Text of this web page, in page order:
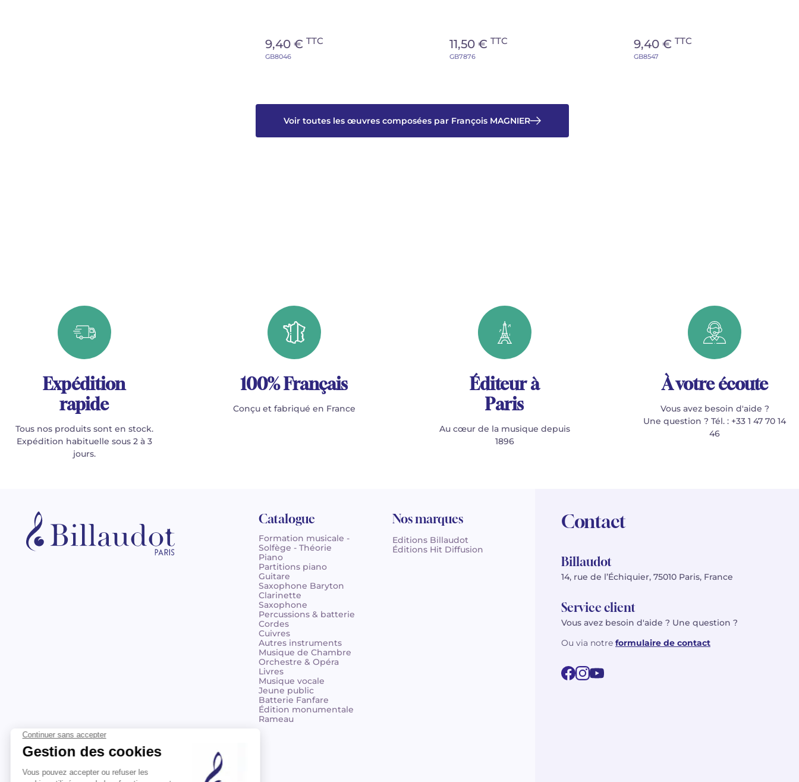
9,40 € TTC
GB8046
11,50 € TTC
GB7876
9,40 € TTC
GB8547
Voir toutes les œuvres composées par François MAGNIER
Expédition
rapide
Tous nos produits sont en stock.
Expédition habituelle sous 2 à 3
jours.
100% Français
Conçu et fabriqué en France
Éditeur à
Paris
Au cœur de la musique depuis
1896
À votre écoute
Vous avez besoin d'aide ?
Une question ? Tél. : +33 1 47 70 14
46
Catalogue
Formation musicale -
Solfège - Théorie
Piano
Partitions piano
Guitare
Saxophone Baryton
Clarinette
Saxophone
Percussions & batterie
Cordes
Cuivres
Autres instruments
Musique de Chambre
Orchestre & Opéra
Livres
Musique vocale
Jeune public
Batterie Fanfare
Édition monumentale
Rameau
Nos marques
Editions Billaudot
Éditions Hit Diffusion
Contact
Billaudot
14, rue de l’Échiquier, 75010 Paris, France
Service client
Vous avez besoin d'aide ? Une question ?
Ou via notre formulaire de contact